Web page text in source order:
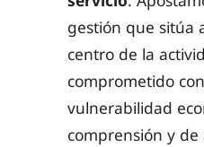
gestión que sitúa
centro de la
comprometido
vulnerabilidad
comprensión y de